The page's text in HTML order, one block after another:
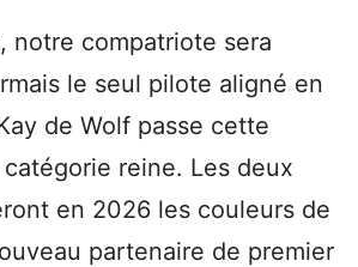
notre compatriote sera
le seul pilote aligné en
de Wolf passe cette
reine. Les deux
en 2026 les couleurs de
partenaire de premier